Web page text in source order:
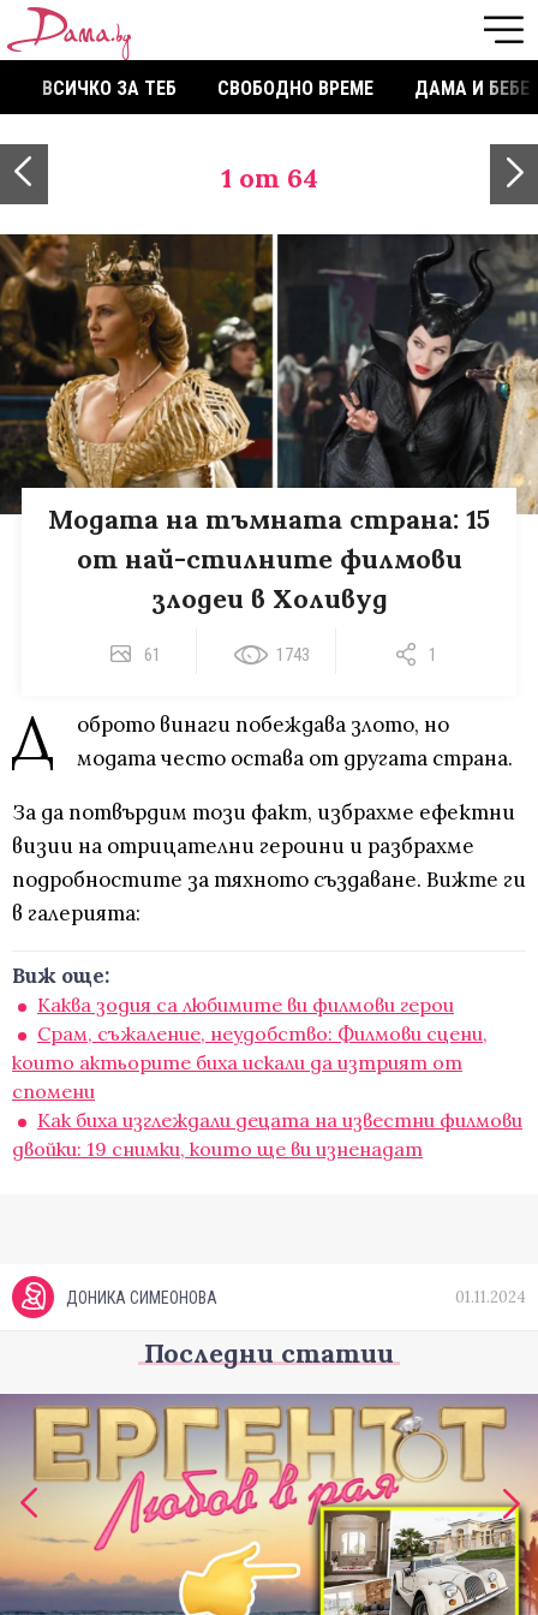
ВСИЧКО ЗА ТЕБ СВОБОДНО ВРЕМЕ ДАМА И БЕБЕ
1 от 64
Модата на тъмната страна: 15
от най-стилните филмови
злодеи в Холивуд
61 1743 1
Д
оброто винаги побеждава злото, но
модата често остава от другата страна.
За да потвърдим този факт, избрахме ефектни
визии на отрицателни героини и разбрахме
подробностите за тяхното създаване. Вижте ги
в галерията:
Виж още:
Каква зодия са любимите ви филмови герои
Срам, съжаление, неудобство: Филмови сцени,
които актьорите биха искали да изтрият от
спомени
Как биха изглеждали децата на известни филмови
двойки: 19 снимки, които ще ви изненадат
ДОНИКА СИМЕОНОВА 01.11.2024
Последни статии